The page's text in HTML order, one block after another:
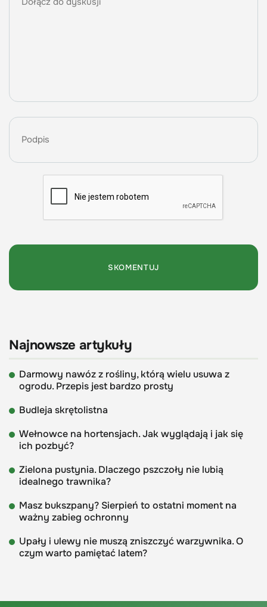
Najnowsze artykuły
Darmowy nawóz z rośliny, którą wielu usuwa z
ogrodu. Przepis jest bardzo prosty
Budleja skrętolistna
Wełnowce na hortensjach. Jak wyglądają i jak się
ich pozbyć?
Zielona pustynia. Dlaczego pszczoły nie lubią
idealnego trawnika?
Masz bukszpany? Sierpień to ostatni moment na
ważny zabieg ochronny
Upały i ulewy nie muszą zniszczyć warzywnika. O
czym warto pamiętać latem?